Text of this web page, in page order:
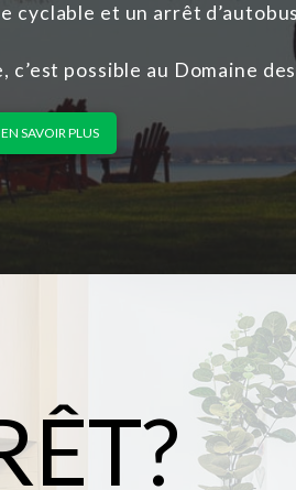
cyclable et un arrêt
possible au Domaine
EN SAVOIR PLUS